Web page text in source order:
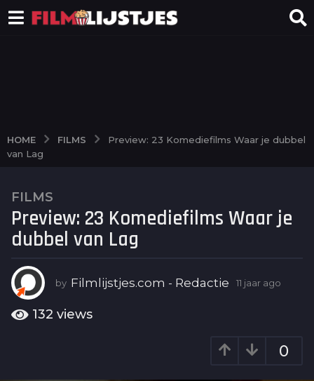
HOME FILMS
Preview: 23 Komediefilms Waar je dubbel
van Lag
1
1
a
r
a
g
FILMS
Preview: 23 Komediefilms Waar je
dubbel van Lag
by Filmlijstjes.com - Redactie 11 jaar ago
a
132 views
0